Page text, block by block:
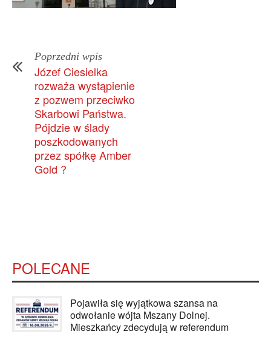
Poprzedni wpis
Józef Ciesielka
rozważa wystąpienie
z pozwem przeciwko
Skarbowi Państwa.
Pójdzie w ślady
poszkodowanych
przez spółkę Amber
Gold ?
POLECANE
Pojawiła się wyjątkowa szansa na
odwołanie wójta Mszany Dolnej.
Mieszkańcy zdecydują w referendum